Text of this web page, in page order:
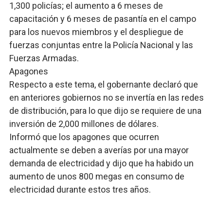
1,300 policías; el aumento a 6 meses de
capacitación y 6 meses de pasantía en el campo
para los nuevos miembros y el despliegue de
fuerzas conjuntas entre la Policía Nacional y las
Fuerzas Armadas.
Apagones
Respecto a este tema, el gobernante declaró que
en anteriores gobiernos no se invertía en las redes
de distribución, para lo que dijo se requiere de una
inversión de 2,000 millones de dólares.
Informó que los apagones que ocurren
actualmente se deben a averías por una mayor
demanda de electricidad y dijo que ha habido un
aumento de unos 800 megas en consumo de
electricidad durante estos tres años.